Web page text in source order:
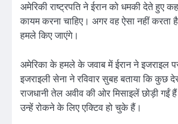
अमेरिकी राष्ट्रपति ने ईरान को धमकी देते हुए
कायम करना चाहिए। अगर वह ऐसा नहीं
हमले किए जाएंगे।
अमेरिका के हमले के जवाब में ईरान ने इजराइल
इजराइली सेना ने रविवार सुबह बताया कि कुछ
राजधानी तेल अवीव की ओर मिसाइलें छोड़ी गईं
उन्हें रोकने के लिए एक्टिव हो चुके हैं।